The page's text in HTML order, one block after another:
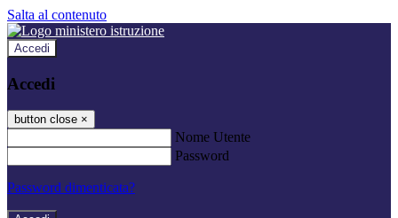
Salta al contenuto
Accedi
Accedi
button close ×
Nome Utente
Password
Password dimenticata?